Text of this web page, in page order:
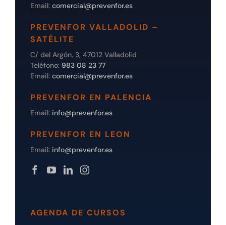
Email: comercial@prevenfor.es
PREVENFOR VALLADOLID –
SATÉLITE
C/ del Argón, 3, 47012 Valladolid
Teléfono: 983 08 23 77
Email: comercial@prevenfor.es
PREVENFOR EN PALENCIA
Email: info@prevenfor.es
PREVENFOR EN LEON
Email: info@prevenfor.es
AGENDA DE CURSOS